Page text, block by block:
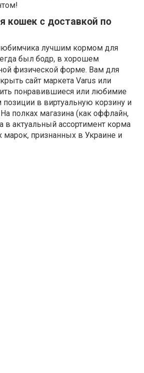
кошек с доставкой по
лучшим кормом для
был бодр, в хорошем
физической форме. Вам для
сайт маркета Varus или
понравившиеся или любимие
в виртуальную корзину и
полках магазина (как оффлайн,
в актуальный ассортимент корма
марок, признанных в Украине и